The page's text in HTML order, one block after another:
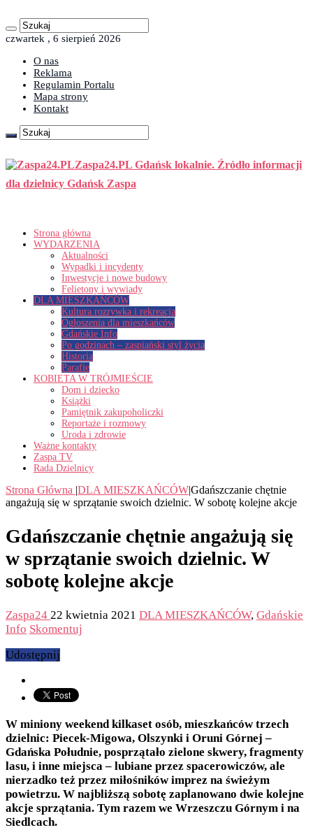
czwartek , 6 sierpień 2026
O nas
Reklama
Regulamin Portalu
Mapa strony
Kontakt
Zaspa24.PL Gdańsk lokalnie. Źródło informacji
dla dzielnicy Gdańsk Zaspa
Strona główna
WYDARZENIA
Aktualności
Wypadki i incydenty
Inwestycje i nowe budowy
Felietony i wywiady
DLA MIESZKAŃCÓW
Kultura rozrywka i rekreacja
Ogłoszenia dla mieszkańców
Gdańskie Info
Po godzinach – zaspiański styl życia
Historia
Parafie
KOBIETA W TRÓJMIEŚCIE
Dom i dziecko
Książki
Pamiętnik zakupoholiczki
Reportaże i rozmowy
Uroda i zdrowie
Ważne kontakty
Zaspa TV
Rada Dzielnicy
Strona Główna |DLA MIESZKAŃCÓW|Gdańszczanie chętnie
angażują się w sprzątanie swoich dzielnic. W sobotę kolejne akcje
Gdańszczanie chętnie angażują się
w sprzątanie swoich dzielnic. W
sobotę kolejne akcje
Zaspa24 22 kwietnia 2021 DLA MIESZKAŃCÓW, Gdańskie
Info Skomentuj
Udostępnij
W miniony weekend kilkaset osób, mieszkańców trzech
dzielnic: Piecek-Migowa, Olszynki i Oruni Górnej –
Gdańska Południe, posprzątało zielone skwery, fragmenty
lasu, i inne miejsca – lubiane przez spacerowiczów, ale
nierzadko też przez miłośników imprez na świeżym
powietrzu. W najbliższą sobotę zaplanowano dwie kolejne
akcje sprzątania. Tym razem we Wrzeszczu Górnym i na
Siedlcach.